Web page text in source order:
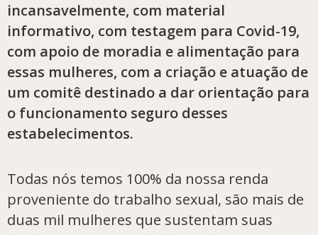
incansavelmente, com material
informativo, com testagem para Covid-19,
com apoio de moradia e alimentação para
essas mulheres, com a criação e atuação de
um comitê destinado a dar orientação para
o funcionamento seguro desses
estabelecimentos.
Todas nós temos 100% da nossa renda
proveniente do trabalho sexual, são mais de
duas mil mulheres que sustentam suas